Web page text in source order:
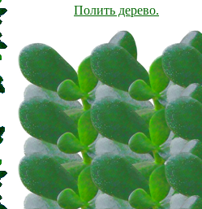
Полить дерево.